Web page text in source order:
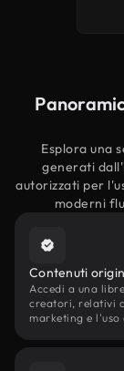
Esplora una
generati
autorizzati per
moderni
Contenuti
Accedi a una
creatori, relativi
marketing e